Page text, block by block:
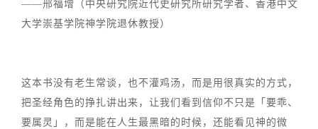
——邢福增（中央研究院近代史研究所研究学者、香港中文
大学崇基学院神学院退休教授）
这本书没有老生常谈，也不灌鸡汤，而是用很真实的方式，
把圣经角色的挣扎讲出来，让我们看到信仰不只是「要乖、
要属灵」，而是能在人生最黑暗的时候，还能看见神的微